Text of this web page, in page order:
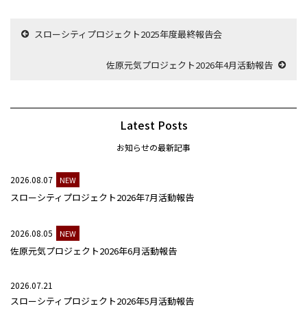
スローシティプロジェクト2025年度最終報告会
佐原元気プロジェクト2026年4月活動報告
Latest Posts
お知らせの最新記事
2026.08.07 NEW
スローシティプロジェクト2026年7月活動報告
2026.08.05 NEW
佐原元気プロジェクト2026年6月活動報告
2026.07.21
スローシティプロジェクト2026年5月活動報告